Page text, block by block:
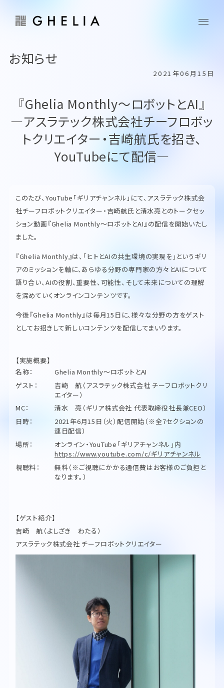
お知らせ
2021年06月15日
『Ghelia Monthly～ロボットとAI』
―アスラテック株式会社チーフロボッ
トクリエイター・吉崎航氏を招き、
YouTubeにて配信―
このたび、YouTube「ギリアチャンネル」にて、アスラテック株式会
社チーフロボットクリエイター・吉崎航氏と清水亮とのトークセッ
ション動画『Ghelia Monthly～ロボットとAI』の配信を開始いたし
ました。
『Ghelia Monthly』は、「ヒトとAIの共生環境の実現を」というギリ
アのミッションを軸に、あらゆる分野の専門家の方々とAIについて
語り合い、AIの役割、重要性、可能性、そして未来についての理解
を深めていくオンラインコンテンツです。
今後『Ghelia Monthly』は毎月15日に、様々な分野の方をゲスト
としてお招きして新しいコンテンツを配信してまいります。
【実施概要】
名称：
Ghelia Monthly～ロボットとAI
ゲスト：
吉崎 航（アスラテック株式会社 チーフロボットクリ
エイター）
MC：
清水 亮（ギリア株式会社 代表取締役社長兼CEO）
日時：
2021年6月15日（火）配信開始（※全7セクションの
連日配信）
場所：
オンライン・YouTube「ギリアチャンネル」内
https://www.youtube.com/c/ギリアチャンネル
視聴料：
無料（※ご視聴にかかる通信費はお客様のご負担と
なります。）
【ゲスト紹介】
吉崎 航（よしざき わたる）
アスラテック株式会社 チーフロボットクリエイター